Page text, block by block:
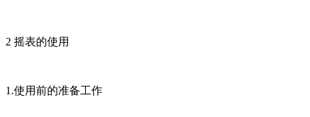
2 摇表的使用
1.使用前的准备工作